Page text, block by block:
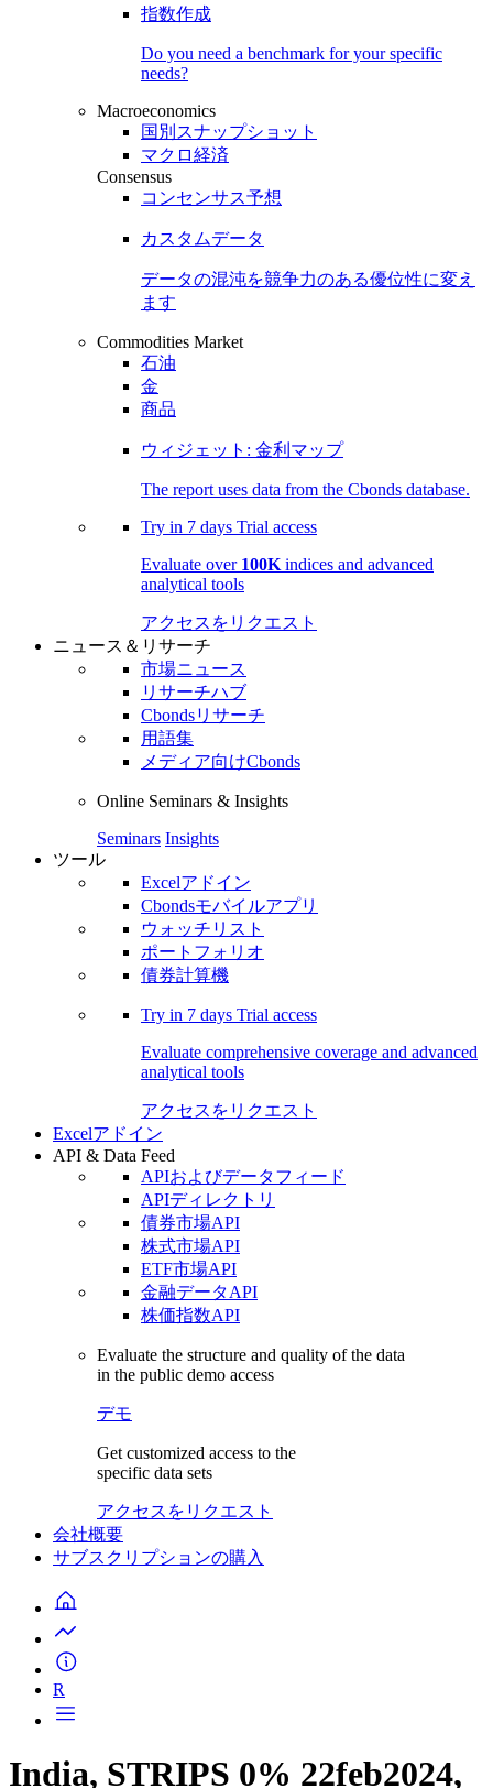
指数作成
Do you need a benchmark for your specific
needs?
Macroeconomics
国別スナップショット
マクロ経済
Consensus
コンセンサス予想
カスタムデータ
データの混沌を競争力のある優位性に変え
ます
Commodities Market
石油
金
商品
ウィジェット: 金利マップ
The report uses data from the Cbonds database.
Try in 7 days Trial access
Evaluate over 100K indices and advanced
analytical tools
アクセスをリクエスト
ニュース＆リサーチ
市場ニュース
リサーチハブ
Cbondsリサーチ
用語集
メディア向けCbonds
Online Seminars & Insights
Seminars Insights
ツール
Excelアドイン
Cbondsモバイルアプリ
ウォッチリスト
ポートフォリオ
債券計算機
Try in 7 days Trial access
Evaluate comprehensive coverage and advanced
analytical tools
アクセスをリクエスト
Excelアドイン
API & Data Feed
APIおよびデータフィード
APIディレクトリ
債券市場API
株式市場API
ETF市場API
金融データAPI
株価指数API
Evaluate the structure and quality of the data
in the public demo access
デモ
Get customized access to the
specific data sets
アクセスをリクエスト
会社概要
サブスクリプションの購入
R
India, STRIPS 0% 22feb2024,